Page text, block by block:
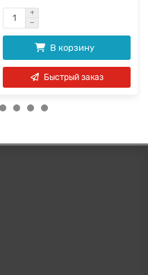
В корзину
Быстрый заказ